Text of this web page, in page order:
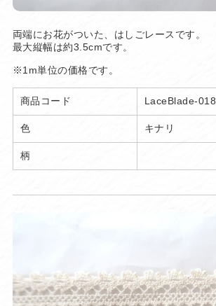
両端にお花がついた、はしごレースです。
最大縦幅は約3.5cmです。
※1m単位の価格です。
商品コード LaceBlade-018
色 キナリ
柄